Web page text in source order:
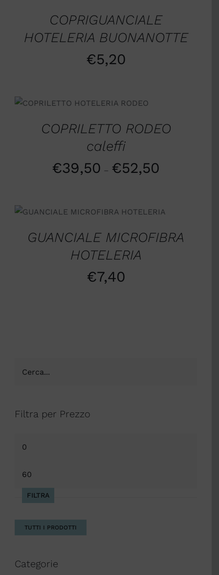
COPRIGUANCIALE
HOTELERIA BUONANOTTE
€5,20
SCEGLI
/
COPRILETTO RODEO
caleffi
€39,50 – €52,50
AGGIUNGI AL CARRELLO
/
GUANCIALE MICROFIBRA
HOTELERIA
€7,40
Filtra per Prezzo
FILTRA
TUTTI I PRODOTTI
Categorie